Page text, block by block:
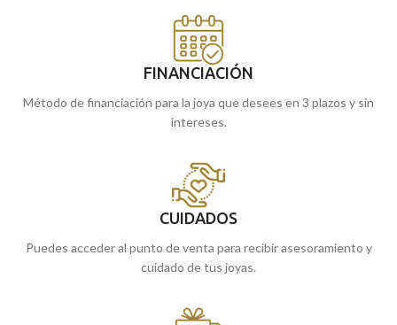
FINANCIACIÓN
Método de financiación para la joya que desees en 3 plazos y sin
intereses.
CUIDADOS
Puedes acceder al punto de venta para recibir asesoramiento y
cuidado de tus joyas.